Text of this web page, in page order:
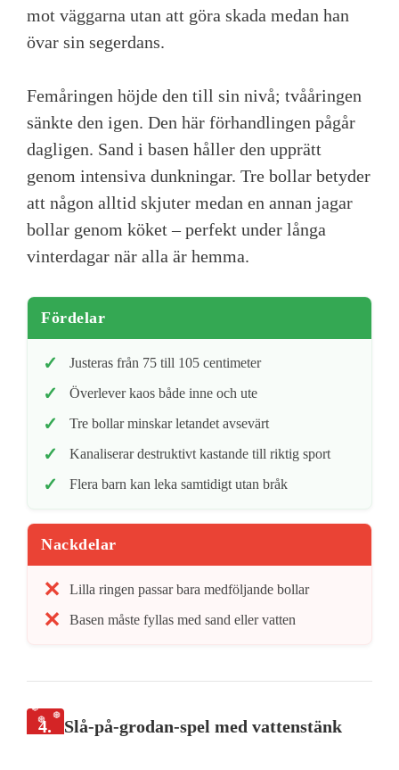
mot väggarna utan att göra skada medan han
övar sin segerdans.
Femåringen höjde den till sin nivå; tvååringen
sänkte den igen. Den här förhandlingen pågår
dagligen. Sand i basen håller den upprätt
genom intensiva dunkningar. Tre bollar betyder
att någon alltid skjuter medan en annan jagar
bollar genom köket – perfekt under långa
vinterdagar när alla är hemma.
Fördelar
Justeras från 75 till 105 centimeter
Överlever kaos både inne och ute
Tre bollar minskar letandet avsevärt
Kanaliserar destruktivt kastande till riktig sport
Flera barn kan leka samtidigt utan bråk
Nackdelar
Lilla ringen passar bara medföljande bollar
Basen måste fyllas med sand eller vatten
4. Slå-på-grodan-spel med vattenstänk